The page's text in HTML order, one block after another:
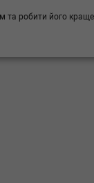
та робити його краще.